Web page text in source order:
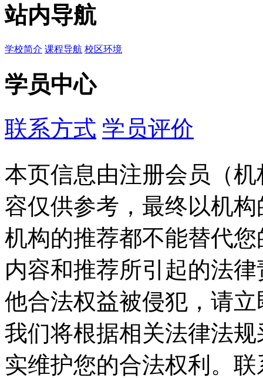
站内导航
学校简介 课程导航 校区环境
学员中心
联系方式 学员评价
本页信息由注册会员（
容仅供参考，最终以机
机构的推荐都不能替代
内容和推荐所引起的法
他合法权益被侵犯，请
我们将根据相关法律法
实维护您的合法权利。